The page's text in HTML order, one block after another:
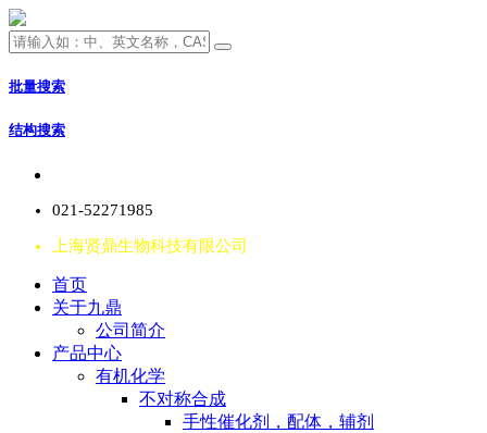
批量搜索
结构搜索
021-52271985
上海贤鼎生物科技有限公司
首页
关于九鼎
公司简介
产品中心
有机化学
不对称合成
手性催化剂，配体，辅剂